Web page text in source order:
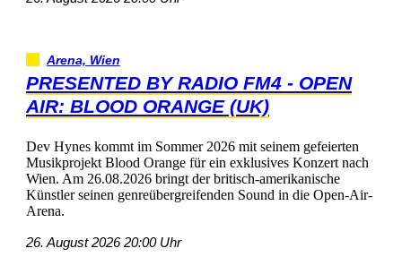
Arena,Wien
PRESENTEDBYRADIOFM4-OPEN
AIR:BLOODORANGE(UK)
DevHyneskommtimSommer2026mitseinemgefeierten
MusikprojektBloodOrangefüreinexklusivesKonzertnach
Wien.Am26.08.2026bringtderbritisch-amerikanische
KünstlerseinengenreübergreifendenSoundindieOpen-Air-
Arena.
26.August202620:00Uhr